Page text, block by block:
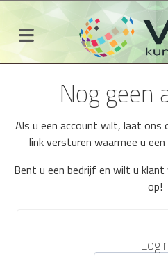
Nog geen
Als u een account wilt, laat ons
link versturen waarmee u
Bent u een bedrijf en wilt u klant
op!